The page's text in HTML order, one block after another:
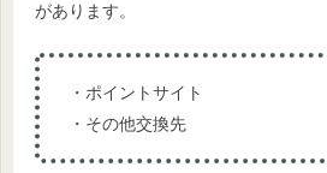
があります。
・ポイントサイト
・その他交換先